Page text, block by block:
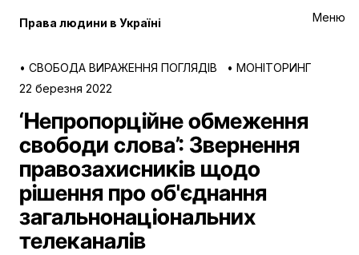
Меню
Права людини в Україні
• СВОБОДА ВИРАЖЕННЯ ПОГЛЯДІВ • МОНІТОРИНГ
22 березня 2022
‘Непропорційне обмеження
свободи слова’: Звернення
правозахисників щодо
рішення про об'єднання
загальнонаціональних
телеканалів